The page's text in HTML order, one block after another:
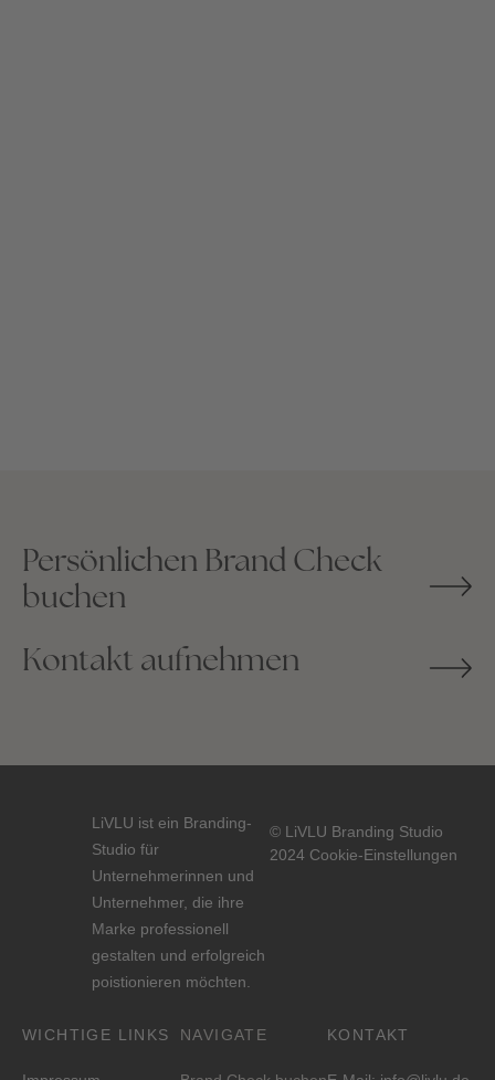
Persönlichen Brand Check
buchen
Kontakt aufnehmen
LiVLU ist ein Branding-
Studio für
Unternehmerinnen und
Unter­nehmer, die ihre
Marke profes­sionell
gestalten und erfolgreich
poistionieren möchten.
© LiVLU Branding Studio
2024 Cookie-Einstellungen
WICHTIGE LINKS NAVIGATE KONTAKT